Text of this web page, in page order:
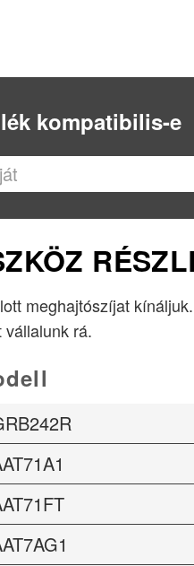
kompatibilis-e
meghajtószíjat
rá.